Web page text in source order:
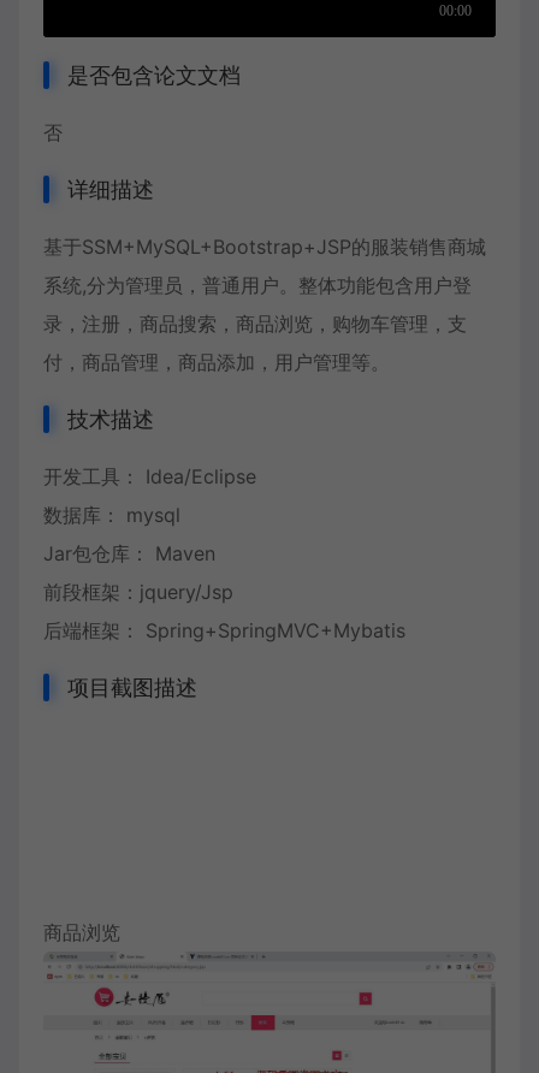
是否包含论文文档
否
详细描述
基于SSM+MySQL+Bootstrap+JSP的服装销售商城
系统,分为管理员，普通用户。整体功能包含用户登
录，注册，商品搜索，商品浏览，购物车管理，支
付，商品管理，商品添加，用户管理等。
技术描述
开发工具： Idea/Eclipse
数据库： mysql
Jar包仓库： Maven
前段框架：jquery/Jsp
后端框架： Spring+SpringMVC+Mybatis
项目截图描述
商品浏览